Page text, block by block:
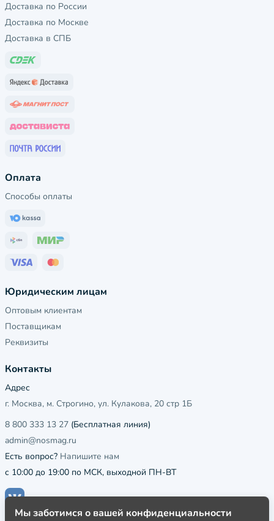
Доставка по России
Доставка по Москве
Доставка в СПБ
Оплата
Способы оплаты
Юридическим лицам
Оптовым клиентам
Поставщикам
Реквизиты
Контакты
Адрес
г. Москва, м. Строгино, ул. Кулакова, 20 стр 1Б
8 800 333 13 27 (Бесплатная линия)
admin@nosmag.ru
Есть вопрос? Напишите нам
с 10:00 до 19:00 по МСК, выходной ПН-ВТ
Мы заботимся о вашей конфиденциальности